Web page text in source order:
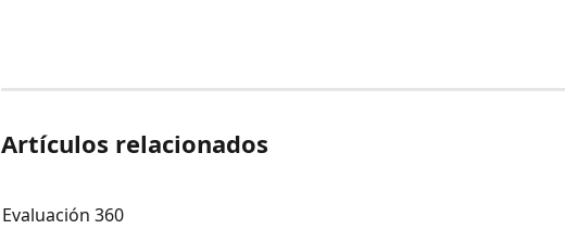
Artículos relacionados
Evaluación 360